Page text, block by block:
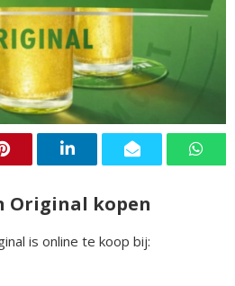
Original kopen
is online te koop bij: